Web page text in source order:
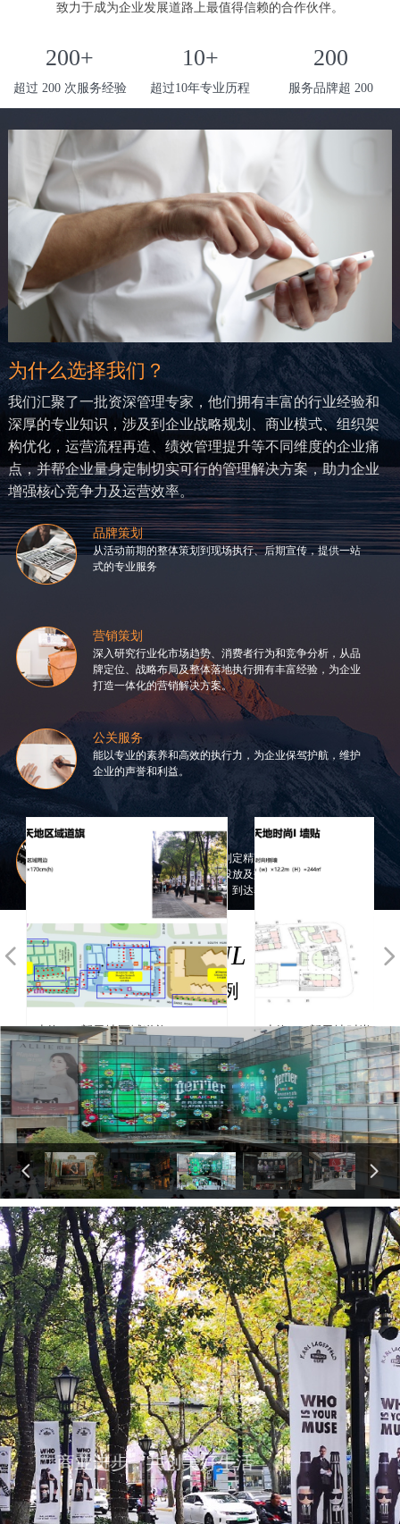
200+
超过 200 次服务经验
10+
超过10年专业历程
200
服务品牌超 200
为什么选择我们？
我们汇聚了一批资深管理专家，他们拥有丰富的行业经验和
深厚的专业知识，涉及到企业战略规划、商业模式、组织架
构优化，运营流程再造、绩效管理提升等不同维度的企业痛
点，并帮企业量身定制切实可行的管理解决方案，助力企业
增强核心竞争力及运营效率。
品牌策划
从活动前期的整体策划到现场执行、后期宣传，提供一站
式的专业服务
营销策划
深入研究行业化市场趋势、消费者行为和竞争分析，从品
牌定位、战略布局及整体落地执行拥有丰富经验，为企业
打造一体化的营销解决方案。
公关服务
能以专业的素养和高效的执行力，为企业保驾护航，维护
企业的声誉和利益。
结合企业需求和产品特点，制定精准宣传策略，从而高效
触达客群。从创意、制作到投放及效果，提供一站式服
务，确保广告投放的高效性、到达率和转化率。
WONDERFUL CASE
精彩案例
上海 — 新天地区域道旗 上海 — 新天地时尚I 墙
넳 넲
致力于成为企业发展道路上最值得信赖的合作伙伴。
FUTURE
商业进步，共创美好生活
넳 넲